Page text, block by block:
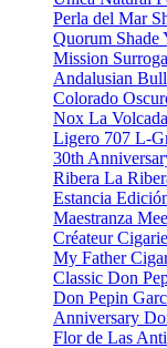
Perla del Mar
Quorum Shade
Mission
Andalusian Bull
Colorado
Nox La Volcada
Ligero 707 L-
30th
Ribera La
Estancia
Maestranza
Créateur
My Father
Classic Don
Don Pepin
Anniversary
Flor de Las